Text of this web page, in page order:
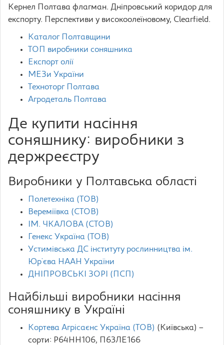
Кернел Полтава флагман. Дніпровський коридор для
експорту. Перспективи у високоолеїновому, Clearfield.
Каталог Полтавщини
ТОП виробники соняшника
Експорт олії
МЕЗи України
Техноторг Полтава
Агродеталь Полтава
Де купити насіння
соняшнику: виробники з
держреєстру
Виробники у Полтавська області
Полетехніка (ТОВ)
Вереміївка (СТОВ)
ІМ. ЧКАЛОВА (СТОВ)
Генекс Україна (ТОВ)
Устимівська ДС інституту рослинництва ім.
Юр`єва НААН України
ДНІПРОВСЬКІ ЗОРІ (ПСП)
Найбільші виробники насіння
соняшнику в Україні
Кортева Агрісаєнс Україна (ТОВ) (Київська) –
сорти: P64HH106, П63ЛЕ166